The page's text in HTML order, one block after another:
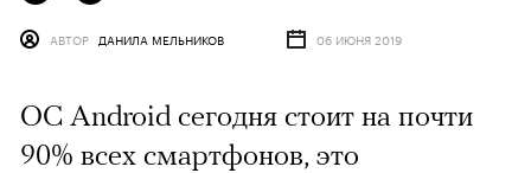
АВТОР ДАНИЛА МЕЛЬНИКОВ 06 ИЮНЯ 2019
ОС Android сегодня стоит на почти
90% всех смартфонов, это